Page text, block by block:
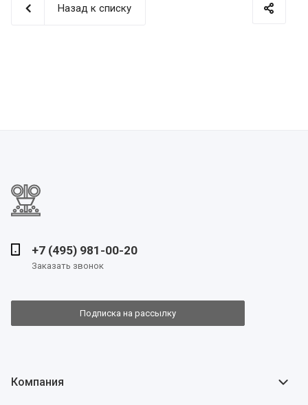
Назад к списку
+7 (495) 981-00-20
Заказать звонок
Подписка на рассылку
Компания